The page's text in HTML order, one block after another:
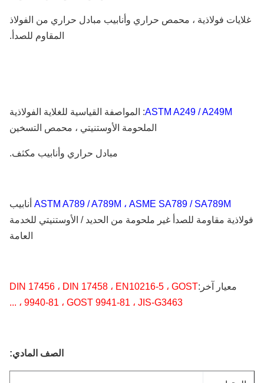
فولاذية ، محمص حراري وأنابيب مبادل حراري من الفولاذ
المقاوم للصدأ.
ASTM A249 / A249M: المواصفة القياسية للغلاية الفولاذية
الملحومة الأوستنيتي ، محمص التسخين
مبادل حراري وأنابيب مكثف.
ASTM A789 / A789M ، ASME SA789 / SA789M أنابيب
مقاومة للصدأ غير ملحومة من الحديد / الأوستنيتي للخدمة
العامة
معيار آخر:
DIN 17456 ، DIN 17458 ، EN10216-5 ، GOST
9940-81 ، GOST 9941-81 ، JIS-G3463 ، ...
الصف المادي: